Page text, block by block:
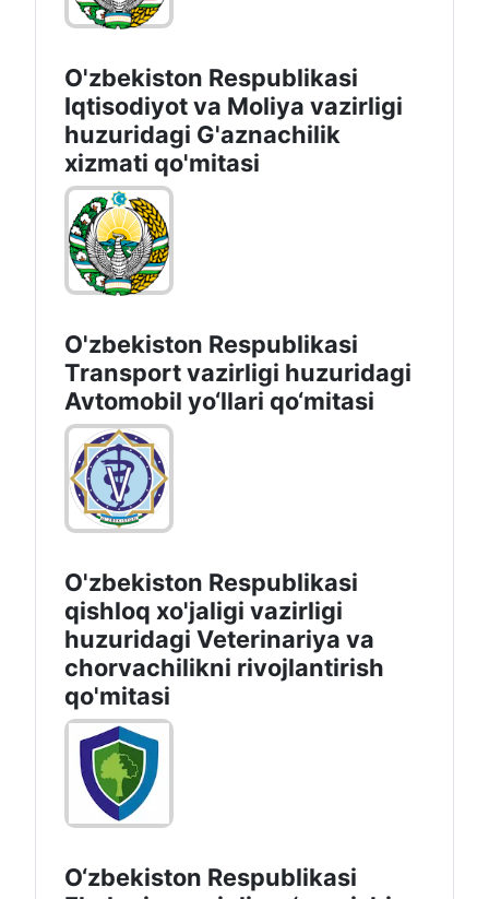
O'zbekiston Respublikasi
Iqtisodiyot vа Moliya vazirligi
huzuridagi G'aznachilik
xizmati qo'mitasi
O'zbekiston Respublikasi
Transport vazirligi huzuridagi
Avtomobil yo‘llari qo‘mitasi
O'zbekiston Respublikasi
qishloq xo'jaligi vazirligi
huzuridagi Veterinariya va
chorvachilikni rivojlantirish
qo'mitasi
O‘zbekiston Respublikasi